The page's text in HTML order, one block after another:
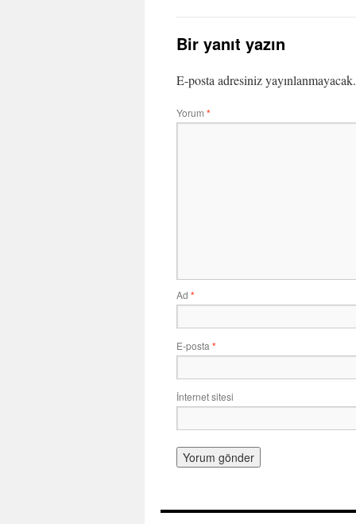
Bir yanıt yazın
E-posta adresiniz yayınlanmayacak.
Yorum *
Ad *
E-posta *
İnternet sitesi